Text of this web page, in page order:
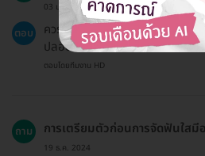
03 ม.ค. 2024
ตอบ
ควรปรึกษาแพทย์ก่อนใช้ยาหรือการ
ปลอดภัย
ตอบโดยทีมงาน HD
ถาม การเตรียมตัวก่อนการจัดฟันใสมีอ
19 ธ.ค. 2024